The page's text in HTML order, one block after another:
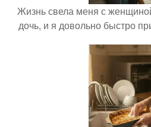
Жизнь свела меня с
дочь, и я довольно быстро